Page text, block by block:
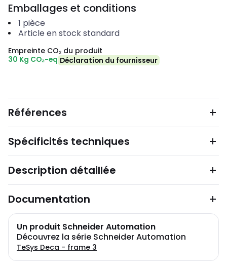
Emballages et conditions
1 pièce
Article en stock standard
Empreinte CO₂ du produit
30 Kg CO₂-eq Déclaration du fournisseur
Références
Spécificités techniques
Description détaillée
Documentation
Un produit Schneider Automation
Découvrez la série Schneider Automation
TeSys Deca - frame 3